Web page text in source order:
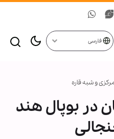
فارسی
و شبه قاره
در بوپال هند